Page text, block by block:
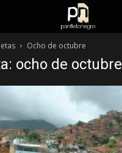
Ocho de octubre
ocho de octubre